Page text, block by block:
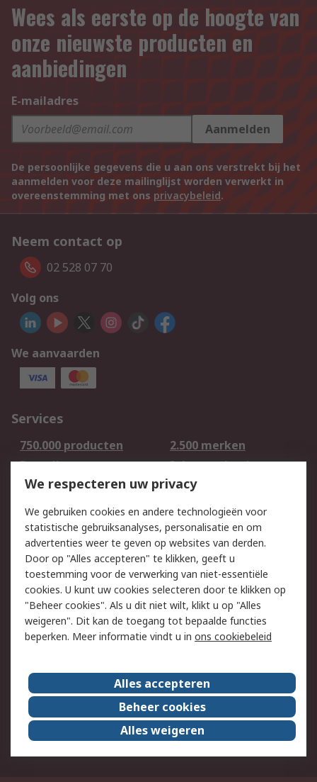
Wees als eerste op de hoogte van
onze nieuwste producten en
aanbiedingen
E-mailadres
Aanmelden
De persoonlijke gegevens die u aan ons verstrekt bij het
aanmelden voor deze mailinglijst worden verwerkt in
overeenstemming met ons privacybeleid.
Neem contact op
02 528 07 70
Volg ons
We aanvaarden
Services
750.000 producten
2.500 merken
Bestellen
Inkoopoplossingen
Retouren
Technisch advies
Track & Trace
Wettelijk
Cookiebeleid
Email veiligheid
Privacybeleid -
Bijgewerkt
Websitevoorwaarden
Algemene
verkoopvoorwaarden
Over RS
RS Group
Over ons
RS wereldwijd
Werken bij RS
ESG
We respecteren uw privacy
We gebruiken cookies en andere technologieën voor
statistische gebruiksanalyses, personalisatie en om
advertenties weer te geven op websites van derden.
Door op "Alles accepteren" te klikken, geeft u
toestemming voor de verwerking van niet-essentiële
cookies. U kunt uw cookies selecteren door te klikken op
"Beheer cookies". Als u dit niet wilt, klikt u op "Alles
weigeren". Dit kan de toegang tot bepaalde functies
beperken. Meer informatie vindt u in ons cookiebeleid
Alles accepteren
Beheer cookies
Alles weigeren